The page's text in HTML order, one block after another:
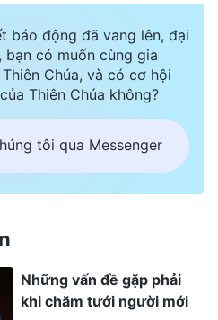
và mọi sự của ngươi nằm
ngươi không tin câu
có sự cho phép của
động đến’, ngươi phán
nhìn, phán đoán sự
dạ hẹp hòi của mình,
thân. … Tại sao lại
nơi Đức Chúa Trời? Là
người quá nông cạn,
chuyện này, hay là bởi vì
báo động đã vang lên, đại
có muốn cùng gia
Chúa, và có cơ hội
Thiên Chúa không?
tôi qua Messenger
Những vấn đề gặp phải
khi chăm tưới người mới